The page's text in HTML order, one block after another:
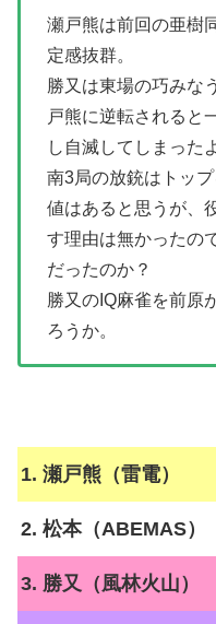
瀬戸熊は前回の亜樹
定感抜群。
勝又は東場の巧みな
戸熊に逆転されると
し自滅してしまった
南3局の放銃はトッ
値はあると思うが、
す理由は無かったの
だったのか？
勝又のIQ麻雀を前原
ろうか。
1. 瀬戸熊（雷電）
2. 松本（ABEMAS）
3. 勝又（風林火山）